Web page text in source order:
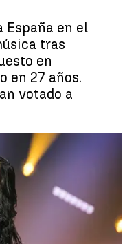
España en el
tras
en
en 27 años.
votado a